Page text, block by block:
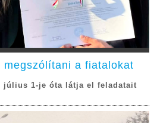
megszólítani a fiatalokat
július 1-je óta látja el feladatait